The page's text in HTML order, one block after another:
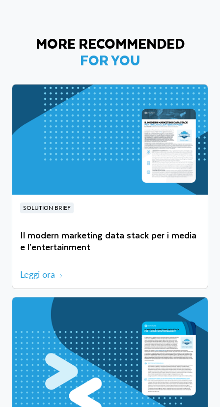
MORE RECOMMENDED
FOR YOU
SOLUTION BRIEF
Il modern marketing data stack per i media
e l’entertainment
Leggi ora